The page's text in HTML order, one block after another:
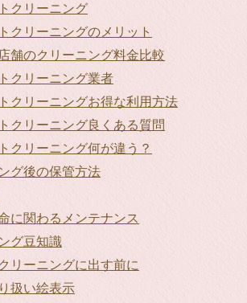
クリーニング
クリーニングのメリット
舗のクリーニング料金比較
クリーニング業者
クリーニングお得な利用方法
クリーニング良くある質問
クリーニング何が違う？
グ後の保管方法
に関わるメンテナンス
グ豆知識
リーニングに出す前に
扱い絵表示